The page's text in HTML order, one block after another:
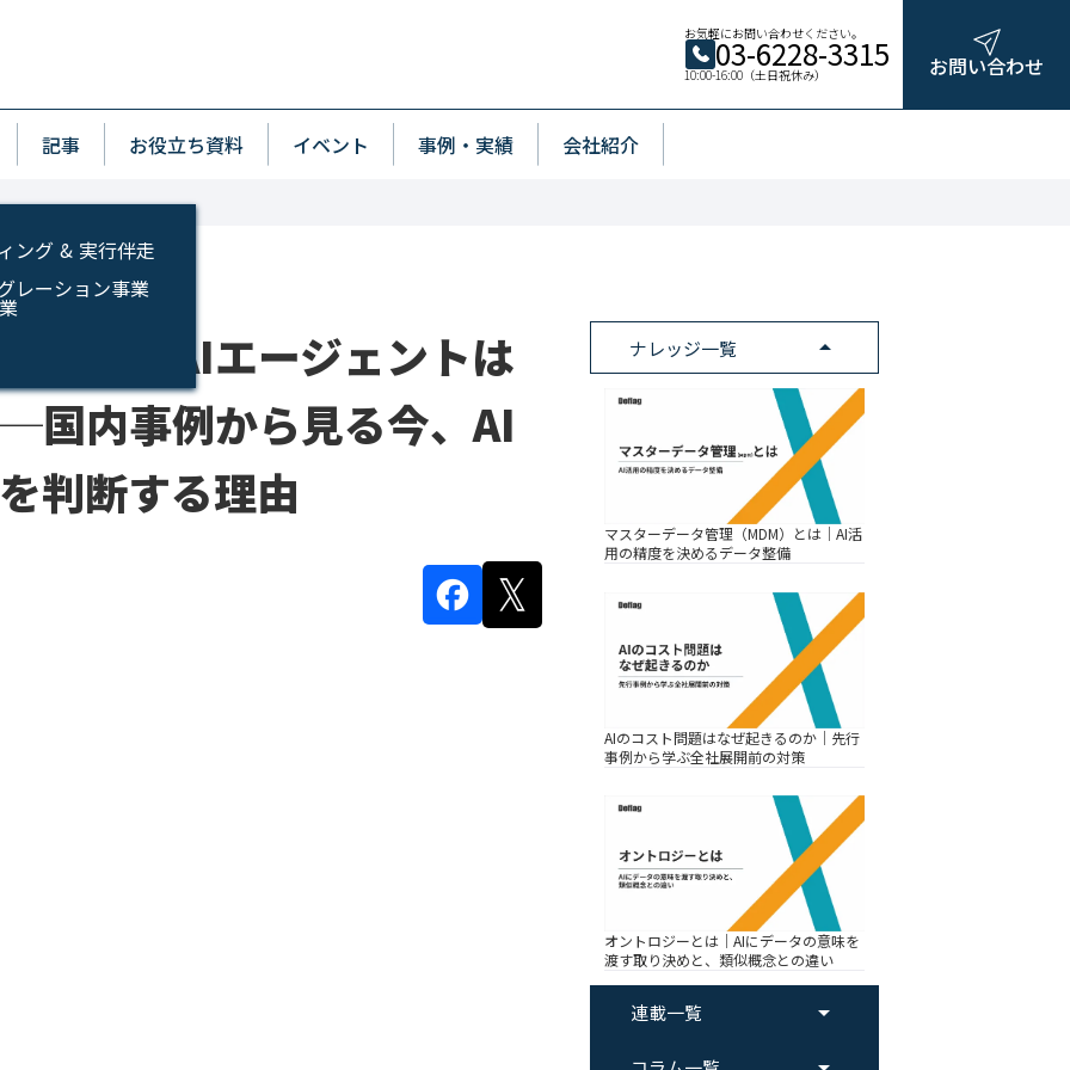
お気軽にお問い合わせください。
03-6228-3315
10:00-16:00（土日祝休み） お問い合わせ
ング & 実行伴走
レーション事業
記事 お役立ち資料 イベント 事例・実績 会社紹介
助」、AIエージェントは
国内事例から見る今、AI
判断する理由
ナレッジ一覧 arrow_drop_up
マスターデータ管理（MDM）とは｜AI活
用の精度を決めるデータ整備
AIのコスト問題はなぜ起きるのか｜先行
事例から学ぶ全社展開前の対策
オントロジーとは｜AIにデータの意味を
渡す取り決めと、類似概念との違い
連載一覧 arrow_drop_up